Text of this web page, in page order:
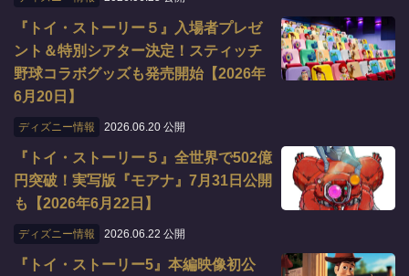
『トイ・ストーリー５』入場者プレゼ
ント＆特別シアター決定！スティッチ
野球コラボグッズも発売開始【2026年
6月20日】
ディズニー情報 2026.06.20 公開
『トイ・ストーリー５』全世界で502億
円突破！実写版『モアナ』7月31日公開
も【2026年6月22日】
ディズニー情報 2026.06.22 公開
『トイ・ストーリー5』本編映像初公